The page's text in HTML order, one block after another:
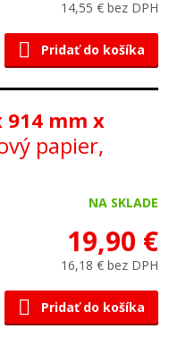
14,55 € bez DPH
Pridať do košíka
914 mm x
papier,
NA SKLADE
19,90 €
16,18 € bez DPH
Pridať do košíka